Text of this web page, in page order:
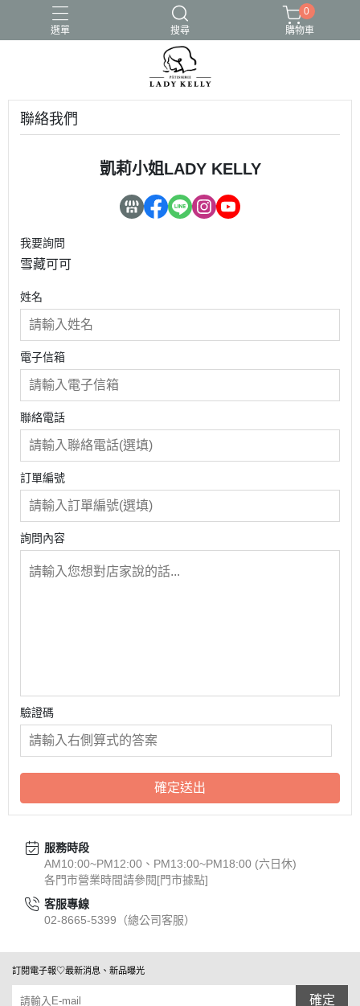
選單 搜尋
0
購物車
聯絡我們
凱莉小姐LADY KELLY
我要詢問
雪藏可可
姓名
電子信箱
聯絡電話
訂單編號
詢問內容
驗證碼
確定送出
服務時段
AM10:00~PM12:00、PM13:00~PM18:00 (六日休)
各門市營業時間請參閱[門市據點]
客服專線
02-8665-5399（總公司客服）
訂閱電子報♡最新消息、新品曝光
確定